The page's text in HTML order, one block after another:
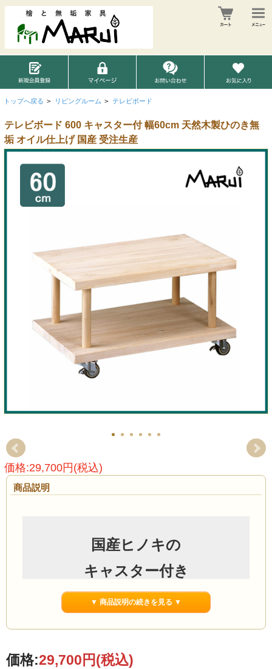
トップへ戻る > リビングルーム > テレビボード
テレビボード 600 キャスター付 幅60cm 天然木製ひのき無
垢 オイル仕上げ 国産 受注生産
価格:29,700円(税込)
商品説明
国産ヒノキの
キャスター付き
テレビボード
オーディオラックなど、
▼ 商品説明の続きを見る ▼
価格:29,700円(税込)